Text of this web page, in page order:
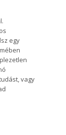
egy
vagy